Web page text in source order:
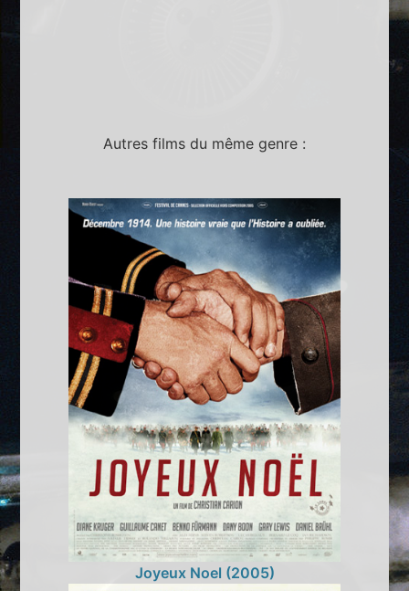
Autres films du même genre :
Joyeux Noel (2005)